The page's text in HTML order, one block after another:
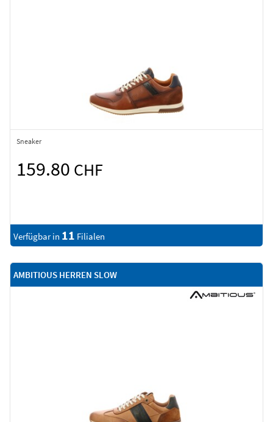
Sneaker
159.80 CHF
Verfügbar in 11 Filialen
AMBITIOUS HERREN SLOW